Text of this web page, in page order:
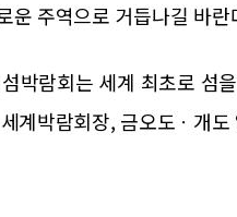
운 주역으로 거듭나길 바란
박람회는 세계 최초로 섬
계박람회장, 금오도ㆍ개